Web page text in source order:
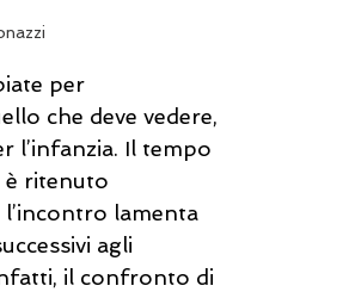
per
che deve vedere,
l’infanzia. Il tempo
è ritenuto
lamenta
agli
il confronto di